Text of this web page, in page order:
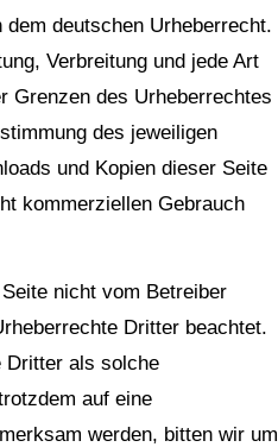
deutschen Urheberrecht.
Verbreitung und jede Art
Grenzen des Urheberrechtes
des jeweiligen
und Kopien dieser Seite
kommerziellen Gebrauch
nicht vom Betreiber
Dritter beachtet.
Dritter als solche
auf eine
werden, bitten wir um